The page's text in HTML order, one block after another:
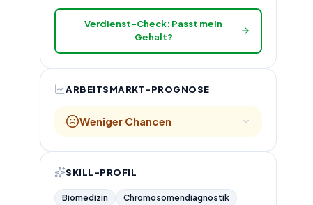
Verdienst-Check: Passt mein
Gehalt?
ARBEITSMARKT-PROGNOSE
Weniger Chancen
SKILL-PROFIL
Biomedizin
Chromosomendiagnostik